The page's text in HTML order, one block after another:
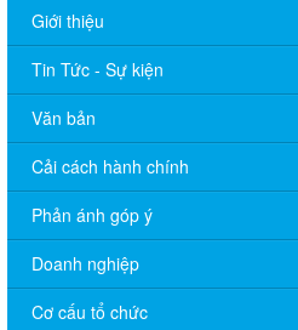
Giới thiệu
Tin Tức - Sự kiện
Văn bản
Cải cách hành chính
Phản ánh góp ý
Doanh nghiệp
Cơ cấu tổ chức